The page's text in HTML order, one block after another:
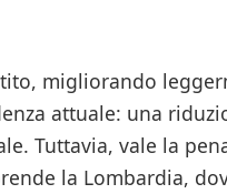
migliorando
attuale: una
Tuttavia, vale la
la Lombardia,